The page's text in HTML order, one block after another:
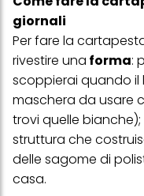
giornali
Per fare la
rivestire una forma:
scoppierai quando
maschera da usare
trovi quelle
struttura che
delle sagome di
casa.
effetto per il futuro
sezione "Impostazioni
ulteriori informazioni sui
particolare sul loro
informazioni dettagliate
clic su "modifica" di
Se fai clic su "Modifica"
trattamento dei tuoi dati /
più degli scopi sopra
acconsenti all'uso dei
personali per tutte le
verranno utilizzati solo i
questo sito web.